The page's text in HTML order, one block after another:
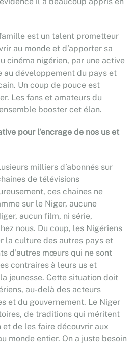
est un talent prometteur
au monde et d’apporter sa
cinéma nigérien, par une active
développement du pays et
Un coup de pouce est
Les fans et amateurs du
booster cet élan.
pour l’encrage de nos us et
milliers d’abonnés sur
de télévisions
ces chaines ne
sur le Niger, aucune
aucun film, ni série,
nous. Du coup, les Nigériens
la culture des autres pays et
d’autres mœurs qui ne sont
contraires à leurs us et
jeunesse. Cette situation doit
au-delà des acteurs
et du gouvernement. Le Niger
de traditions qui méritent
et de les faire découvrir aux
monde entier. On a juste besoin